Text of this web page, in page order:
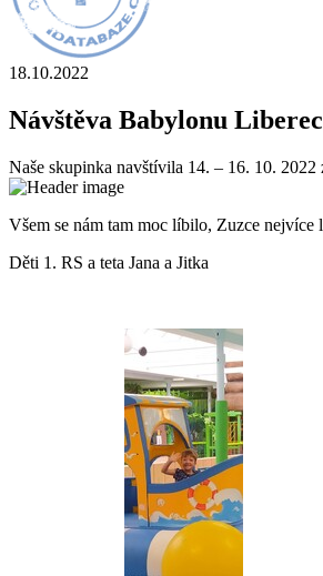
18.10.2022
Návštěva Babylonu
Naše skupinka navštívila 14. – 16. 10.
Všem se nám tam moc líbilo, Zuzce
Děti 1. RS a teta Jana a Jitka